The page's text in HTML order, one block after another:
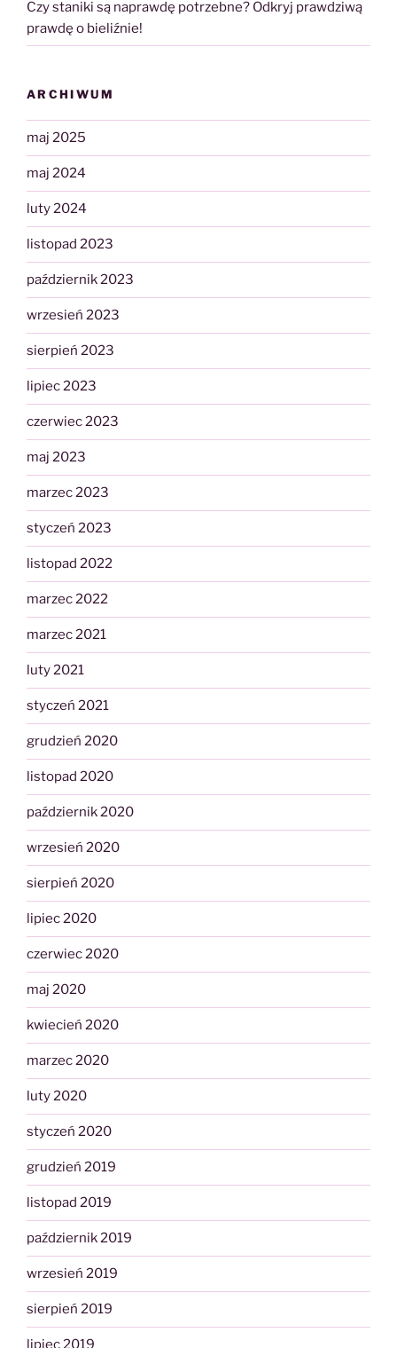
Czy staniki są naprawdę potrzebne? Odkryj prawdziwą
prawdę o bieliźnie!
ARCHIWUM
maj 2025
maj 2024
luty 2024
listopad 2023
październik 2023
wrzesień 2023
sierpień 2023
lipiec 2023
czerwiec 2023
maj 2023
marzec 2023
styczeń 2023
listopad 2022
marzec 2022
marzec 2021
luty 2021
styczeń 2021
grudzień 2020
listopad 2020
październik 2020
wrzesień 2020
sierpień 2020
lipiec 2020
czerwiec 2020
maj 2020
kwiecień 2020
marzec 2020
luty 2020
styczeń 2020
grudzień 2019
listopad 2019
październik 2019
wrzesień 2019
sierpień 2019